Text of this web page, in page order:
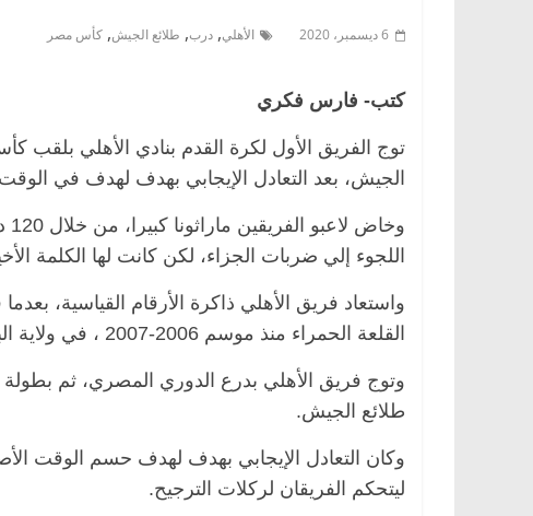
6 ديسمبر، 2020 الأهلي, درب, طلائع الجيش, كأس مصر
كتب- فارس فكري
الجيش، بعد التعادل الإيجابي بهدف لهدف في
اللجوء إلي ضربات الجزاء، لكن كانت لها الكلمة
واستعاد فريق الأهلي ذاكرة الأرقام القياسية،
القلعة الحمراء منذ موسم 2006-2007 ، في ولاية البرتغالي مانويل جوزيه.
وتوج فريق الأهلي بدرع الدوري المصري، ثم بطولة
طلائع الجيش.
وكان التعادل الإيجابي بهدف لهدف حسم الوقت
ليتحكم الفريقان لركلات الترجيح.
الرئيسية مصر ناس وناس
في ذكرى رحيله.. د. نور فرحات
قانوني دافع عن قضايا الوطن وانحاز
26 يناير، 2026
فاروق.. خبير اقتصادي
ميلاده وحيداً على أبواب